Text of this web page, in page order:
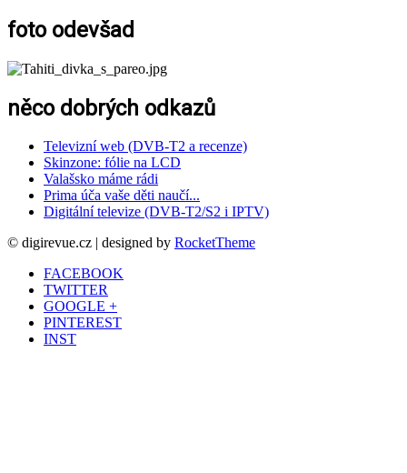
foto odevšad
něco dobrých odkazů
Televizní web (DVB-T2 a recenze)
Skinzone: fólie na LCD
Valašsko máme rádi
Prima úča vaše děti naučí...
Digitální televize (DVB-T2/S2 i IPTV)
© digirevue.cz | designed by RocketTheme
FACEBOOK
TWITTER
GOOGLE +
PINTEREST
INST